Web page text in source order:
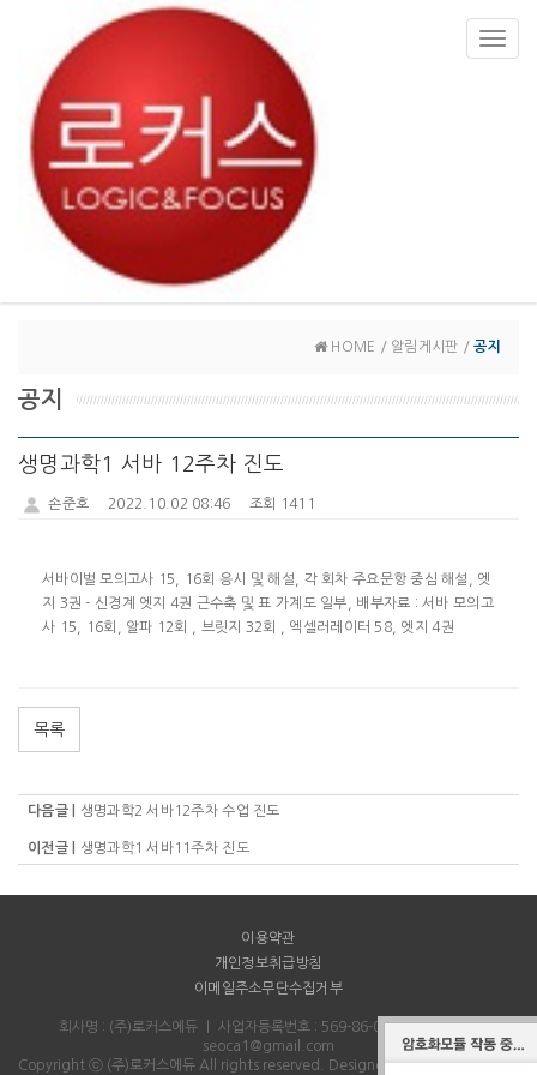
HOME / 알림게시판 /공지
공지
생명과학1 서바 12주차 진도
손준호 2022.10.02 08:46 조회 1411
서바이벌 모의고사 15, 16회 응시 및 해설, 각 회차 주요문항 중심 해설, 엣
지 3권 - 신경계 엣지 4권 근수축 및 표 가계도 일부, 배부자료 : 서바 모의고
사 15, 16회, 알파 12회 , 브릿지 32회 , 엑셀러레이터 58, 엣지 4권
목록
다음글 | 생명과학2 서바12주차 수업 진도
이전글 | 생명과학1 서바11주차 진도
이용약관
개인정보취급방침
이메일주소무단수집거부
회사명 : (주)로커스에듀｜ 사업자등록번호 : 569-86-00712｜Email :
seoca1@gmail.com
Copyright ⓒ (주)로커스에듀 All rights reserved.
Designed & Programmed by